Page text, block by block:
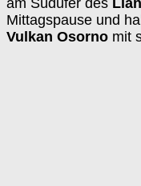
Mittagspause und
Vulkan Osorno mit